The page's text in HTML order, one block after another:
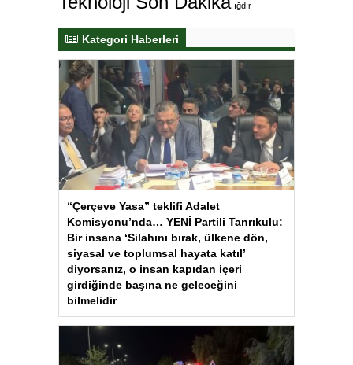
ığdır
Kategori Haberleri
“Çerçeve Yasa” teklifi Adalet
Komisyonu’nda… YENİ Partili Tanrıkulu:
Bir insana ‘Silahını bırak, ülkene dön,
siyasal ve toplumsal hayata katıl’
diyorsanız, o insan kapıdan içeri
girdiğinde başına ne geleceğini
bilmelidir